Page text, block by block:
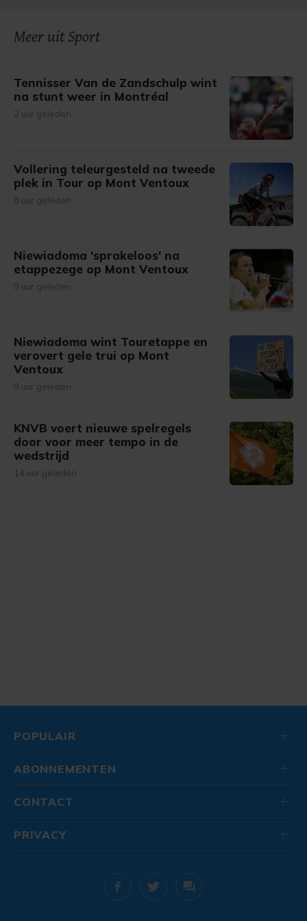
gemaakte keuze altijd wijzigen of intrekken.
Meer uit Sport
Tennisser Van de Zandschulp wint
na stunt weer in Montréal
2 uur geleden
Vollering teleurgesteld na tweede
plek in Tour op Mont Ventoux
8 uur geleden
Niewiadoma 'sprakeloos' na
etappezege op Mont Ventoux
9 uur geleden
Niewiadoma wint Touretappe en
verovert gele trui op Mont
Ventoux
9 uur geleden
KNVB voert nieuwe spelregels
door voor meer tempo in de
wedstrijd
14 uur geleden
POPULAIR
ABONNEMENTEN
CONTACT
PRIVACY